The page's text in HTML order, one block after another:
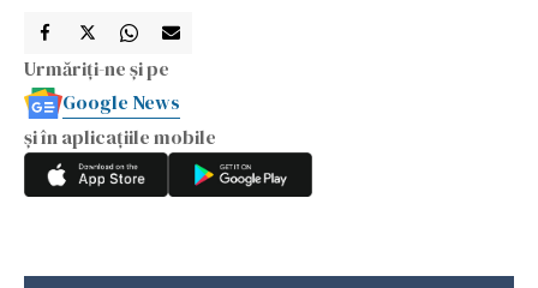
Urmăriți-ne și pe
Google News
și în aplicațiile mobile